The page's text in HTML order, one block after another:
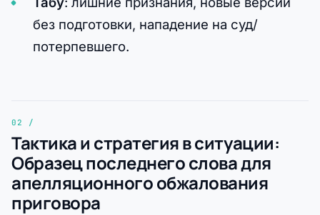
без подготовки, нападение на суд/
потерпевшего.
Тактика и стратегия в ситуации:
Образец последнего слова для
апелляционного обжалования
приговора